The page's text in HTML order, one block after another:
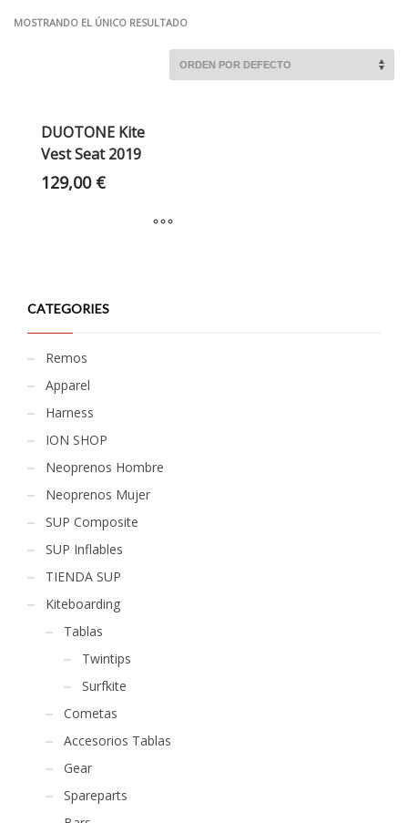
MOSTRANDO EL ÚNICO RESULTADO
DUOTONE Kite
Vest Seat 2019
129,00 €
CATEGORIES
Remos
Apparel
Harness
ION SHOP
Neoprenos Hombre
Neoprenos Mujer
SUP Composite
SUP Inflables
TIENDA SUP
Kiteboarding
Tablas
Twintips
Surfkite
Cometas
Accesorios Tablas
Gear
Spareparts